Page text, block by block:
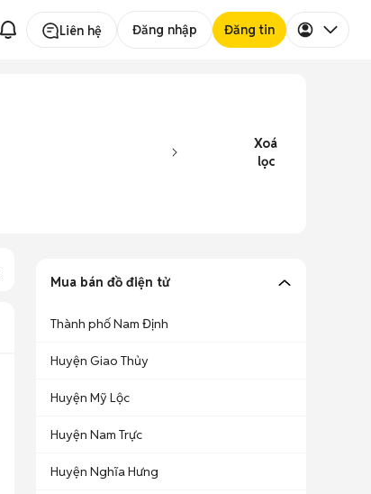
Liên hệ Đăng nhập Đăng tin
Xoá
lọc
Mua bán đồ điện tử
Thành phố Nam Định
Huyện Giao Thủy
Huyện Mỹ Lộc
Huyện Nam Trực
Huyện Nghĩa Hưng